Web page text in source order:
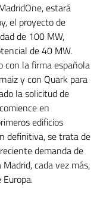
estará
el proyecto de
de 100 MW,
de 40 MW.
con la firma española
y con Quark para
la solicitud de
en
edificios
definitiva, se trata de
demanda de
cada vez más,